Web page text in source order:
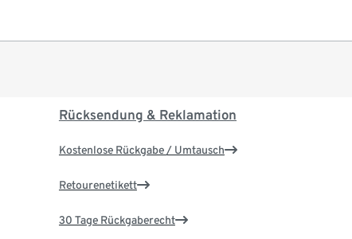
Rücksendung & Reklamation
Kostenlose Rückgabe / Umtausch
Retourenetikett
30 Tage Rückgaberecht